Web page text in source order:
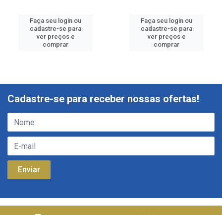
Faça seu login ou
cadastre-se para
ver preços e
comprar
Faça seu login ou
cadastre-se para
ver preços e
comprar
Cadastre-se para receber nossas ofertas!